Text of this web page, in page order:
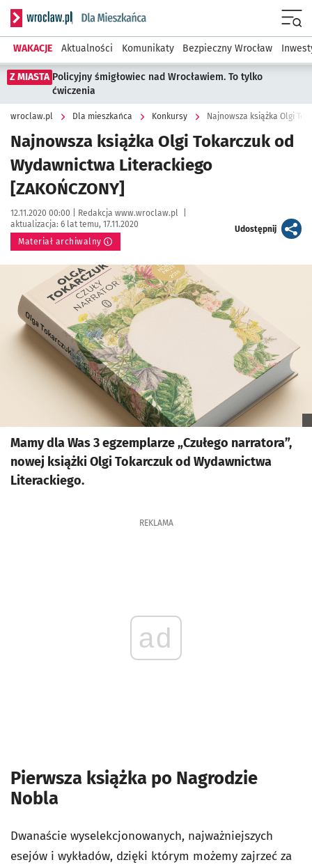
Serwis informacyjny wroclaw.pl podserwis: Dla mieszkańca
WAKACJE Aktualności Komunikaty Bezpieczny Wrocław
Z MIASTA Policyjny śmigłowiec nad Wrocławiem. To tylko
ćwiczenia
wroclaw.pl Dla mieszkańca Konkursy Najnowsza książka Olgi
Najnowsza książka Olgi Tokarczuk od
Wydawnictwa Literackiego
[ZAKOŃCZONY]
Data publikacji:
12.11.2020 00:00 | Autor:
Redakcja www.wroclaw.pl
aktualizacja: 6 lat temu, 17.11.2020
Materiał archiwalny
Udostępnijartykuł
Kliknij, aby powiększyć
Mamy dla Was 3 egzemplarze „Czułego narratora”,
nowej książki Olgi Tokarczuk od Wydawnictwa
Literackiego.
REKLAMA
ad
Pierwsza książka po Nagrodzie
Nobla
Dwanaście wyselekcjonowanych, najważniejszych
esejów i wykładów, dzięki którym możemy zajrzeć za